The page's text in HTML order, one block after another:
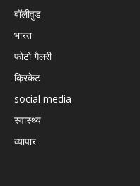
बॉलीवुड
भारत
फोटो गैलरी
क्रिकेट
social media
स्वास्थ्य
व्यापार